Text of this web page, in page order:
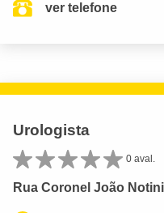
ver telefone
Urologista
0 aval.
Rua Coronel João